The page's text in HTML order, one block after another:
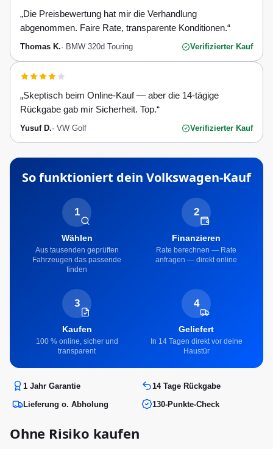
„Die Preisbewertung hat mir die Verhandlung
abgenommen. Faire Rate, transparente Konditionen.“
Thomas K.· BMW 320d Touring Verifizierter Kauf
„Skeptisch beim Online-Kauf — aber die 14-tägige
Rückgabe gab mir Sicherheit. Top.“
Yusuf D.· VW Golf Verifizierter Kauf
So funktioniert dein Volkswagen-Kauf
1
Wählen
Aus tausenden geprüften
Fahrzeugen das passende
finden
2
Finanzieren
Rate berechnen — Rate
anfragen — direkt online
3
Kaufen
100 % online, sicher und
transparent
4
Geliefert
In 14 Tagen direkt vor deine
Haustür
1 Jahr Garantie
14 Tage Rückgabe
Lieferung o. Abholung
130-Punkte-Check
Ohne Risiko kaufen